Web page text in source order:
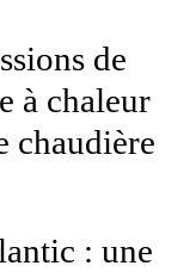
de
à chaleur
chaudière
: une